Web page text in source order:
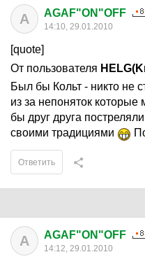
A AGAF"ON"OFF
14:10, 29.01.2010
[quote]
От пользователя
Был бы Кольт - никто не
из за непоняток
бы друг друга
своими традициями
Ответить
A AGAF"ON"OFF
14:12, 29.01.2010